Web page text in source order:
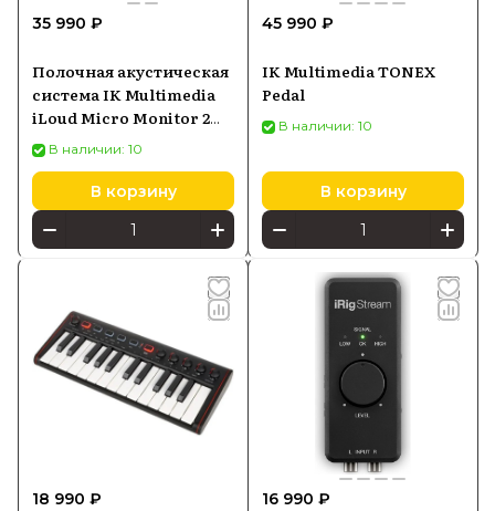
35 990 ₽
Полочная акустическая
система IK Multimedia
iLoud Micro Monitor 2
колонки черный
В наличии: 10
В корзину
45 990 ₽
IK Multimedia TONEX
Pedal
В наличии: 10
В корзину
18 990 ₽ 16 990 ₽